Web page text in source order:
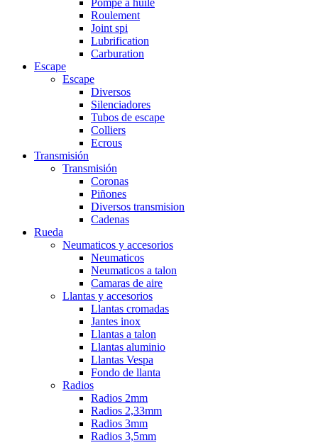
Pompe à huile
Roulement
Joint spi
Lubrification
Carburation
Escape
Escape
Diversos
Silenciadores
Tubos de escape
Colliers
Ecrous
Transmisión
Transmisión
Coronas
Piñones
Diversos transmision
Cadenas
Rueda
Neumaticos y accesorios
Neumaticos
Neumaticos a talon
Camaras de aire
Llantas y accesorios
Llantas cromadas
Jantes inox
Llantas a talon
Llantas aluminio
Llantas Vespa
Fondo de llanta
Radios
Radios 2mm
Radios 2,33mm
Radios 3mm
Radios 3,5mm